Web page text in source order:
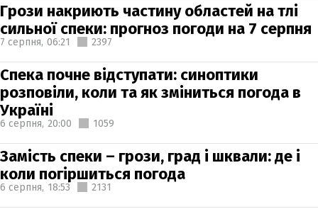
Грози накриють частину областей на тлі
сильної спеки: прогноз погоди на 7 серпня
7 серпня, 06:21 2397
Спека почне відступати: синоптики
розповіли, коли та як зміниться погода в
Україні
6 серпня, 20:00 1059
Замість спеки – грози, град і шквали: де і
коли погіршиться погода
6 серпня, 18:53 2131